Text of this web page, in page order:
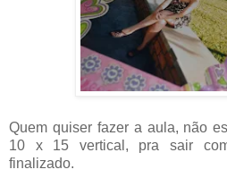
Quem quiser fazer a aula, não
10 x 15 vertical, pra sair
finalizado.